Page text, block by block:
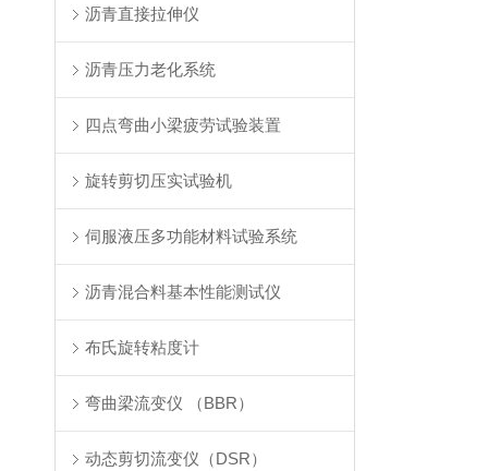
沥青直接拉伸仪
沥青压力老化系统
四点弯曲小梁疲劳试验装置
旋转剪切压实试验机
伺服液压多功能材料试验系统
沥青混合料基本性能测试仪
布氏旋转粘度计
弯曲梁流变仪 （BBR）
动态剪切流变仪（DSR）